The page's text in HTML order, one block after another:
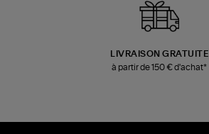
LIVRAISON GRATUITE
à partir de 150 € d'achat*